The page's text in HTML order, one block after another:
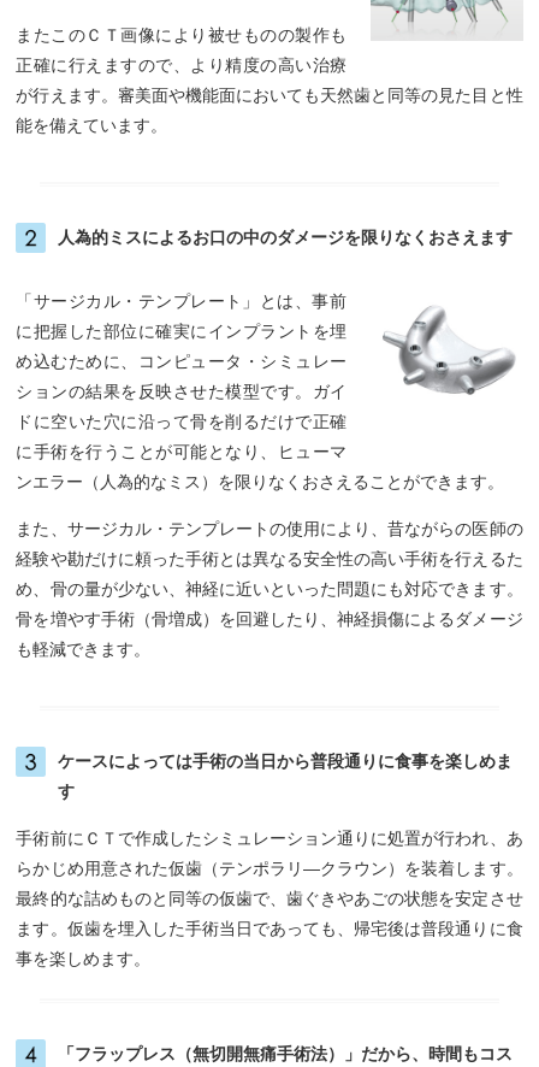
またこのＣＴ画像により被せものの製作も
正確に行えますので、より精度の高い治療
が行えます。審美面や機能面においても天然歯と同等の見た目と性
能を備えています。
人為的ミスによるお口の中のダメージを限りなくおさえます
「サージカル・テンプレート」とは、事前
に把握した部位に確実にインプラントを埋
め込むために、コンピュータ・シミュレー
ションの結果を反映させた模型です。ガイ
ドに空いた穴に沿って骨を削るだけで正確
に手術を行うことが可能となり、ヒューマ
ンエラー（人為的なミス）を限りなくおさえることができます。
また、サージカル・テンプレートの使用により、昔ながらの医師の
経験や勘だけに頼った手術とは異なる安全性の高い手術を行えるた
め、骨の量が少ない、神経に近いといった問題にも対応できます。
骨を増やす手術（骨増成）を回避したり、神経損傷によるダメージ
も軽減できます。
ケースによっては手術の当日から普段通りに食事を楽しめま
す
手術前にＣＴで作成したシミュレーション通りに処置が行われ、あ
らかじめ用意された仮歯（テンポラリ―クラウン）を装着します。
最終的な詰めものと同等の仮歯で、歯ぐきやあごの状態を安定させ
ます。仮歯を埋入した手術当日であっても、帰宅後は普段通りに食
事を楽しめます。
「フラップレス（無切開無痛手術法）」だから、時間もコス